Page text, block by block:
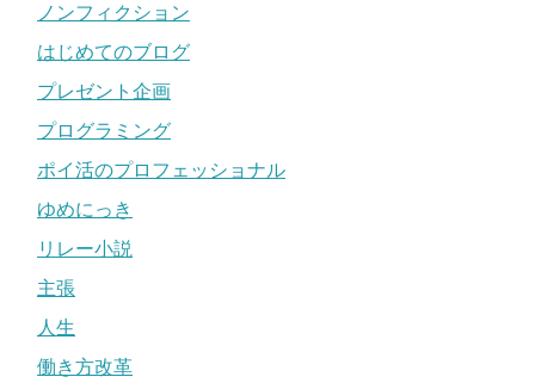
ノンフィクション
はじめてのブログ
プレゼント企画
プログラミング
ポイ活のプロフェッショナル
ゆめにっき
リレー小説
主張
人生
働き方改革